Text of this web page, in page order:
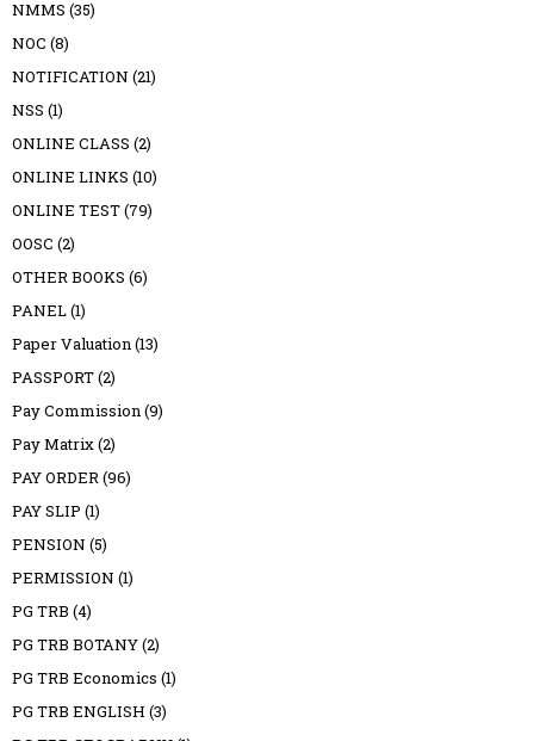
NMMS (35)
NOC (8)
NOTIFICATION (21)
NSS (1)
ONLINE CLASS (2)
ONLINE LINKS (10)
ONLINE TEST(79)
OOSC (2)
OTHER BOOKS (6)
PANEL(1)
Paper Valuation(13)
PASSPORT(2)
Pay Commission(9)
Pay Matrix(2)
PAY ORDER(96)
PAY SLIP (1)
PENSION (5)
PERMISSION (1)
PG TRB (4)
PG TRB BOTANY(2)
PG TRB Economics (1)
PG TRB ENGLISH (3)